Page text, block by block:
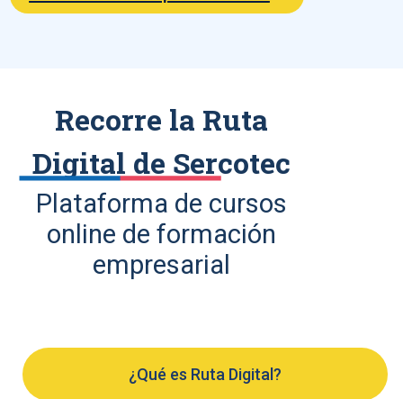
Recorre la Ruta
Digital de Sercotec
Plataforma de cursos
online de formación
empresarial
¿Qué es Ruta Digital?